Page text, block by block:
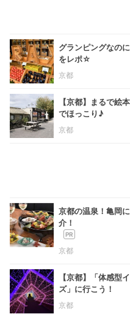
グランピングなの
をレポ☆
京都
【京都】まるで絵
でほっこり♪
京都
京都の温泉！亀岡
介！
京都
【京都】「体感型
ズ」に行こう！
京都